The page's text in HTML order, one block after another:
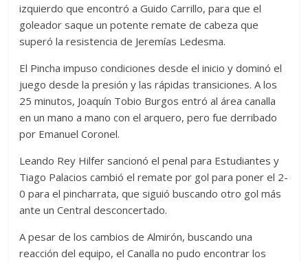
izquierdo que encontró a Guido Carrillo, para que el
goleador saque un potente remate de cabeza que
superó la resistencia de Jeremías Ledesma.
El Pincha impuso condiciones desde el inicio y dominó el
juego desde la presión y las rápidas transiciones. A los
25 minutos, Joaquín Tobio Burgos entró al área canalla
en un mano a mano con el arquero, pero fue derribado
por Emanuel Coronel.
Leando Rey Hilfer sancionó el penal para Estudiantes y
Tiago Palacios cambió el remate por gol para poner el 2-
0 para el pincharrata, que siguió buscando otro gol más
ante un Central desconcertado.
A pesar de los cambios de Almirón, buscando una
reacción del equipo, el Canalla no pudo encontrar los